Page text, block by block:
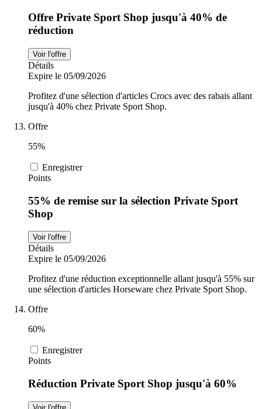
Offre Private Sport Shop jusqu'à 40% de
réduction
Voir l'offre
Détails
Expire le 05/09/2026
Profitez d'une sélection d'articles Crocs avec des rabais allant
jusqu'à 40% chez Private Sport Shop.
Offre
55%
Enregistrer
Points
55% de remise sur la sélection Private Sport
Shop
Voir l'offre
Détails
Expire le 05/09/2026
Profitez d'une réduction exceptionnelle allant jusqu'à 55% sur
une sélection d'articles Horseware chez Private Sport Shop.
Offre
60%
Enregistrer
Points
Réduction Private Sport Shop jusqu'à 60%